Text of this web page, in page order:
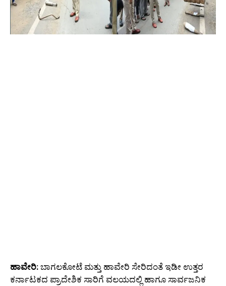
ಹಾವೇರಿ: ಬಾಗಲಕೋಟೆ ಮತ್ತು ಹಾವೇರಿ ಸೇರಿದಂತೆ ಇಡೀ ಉತ್ತರ
ಕರ್ನಾಟಕದ ಪ್ರಾದೇಶಿಕ ಸಾರಿಗೆ ವಲಯದಲ್ಲಿ ಹಾಗೂ ಸಾರ್ವಜನಿಕ